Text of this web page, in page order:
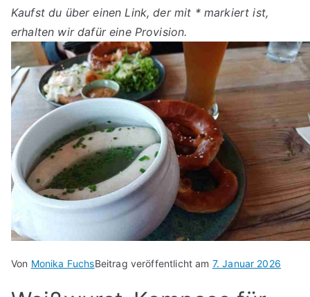
Kaufst du über einen Link, der mit * markiert ist,
erhalten wir dafür eine Provision.
Von Monika FuchsBeitrag veröffentlicht am 7. Januar 2026